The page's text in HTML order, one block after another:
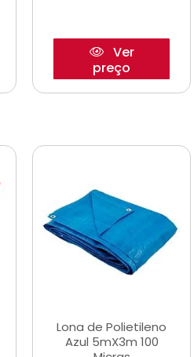
Ver
preço
Lona de Polietileno
Azul 5mX3m 100